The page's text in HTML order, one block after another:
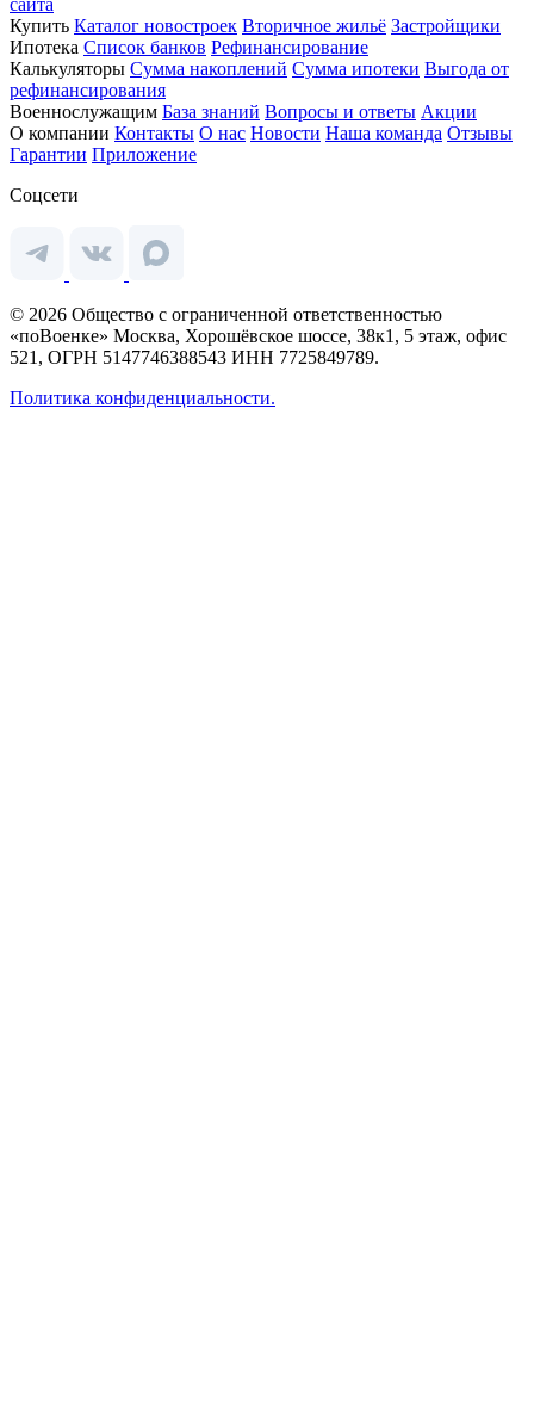
Купить Каталог новостроек Вторичное жильё Застройщики
Ипотека Список банков Рефинансирование
Калькуляторы Сумма накоплений Сумма ипотеки Выгода от
рефинансирования
Военнослужащим База знаний Вопросы и ответы Акции
О компании Контакты О нас Новости Наша команда Отзывы
Гарантии Приложение
Соцсети
© 2026 Общество с ограниченной ответственностью
«поВоенке» Москва, Хорошёвское шоссе, 38к1, 5 этаж, офис
521, ОГРН 5147746388543 ИНН 7725849789.
Политика конфиденциальности.